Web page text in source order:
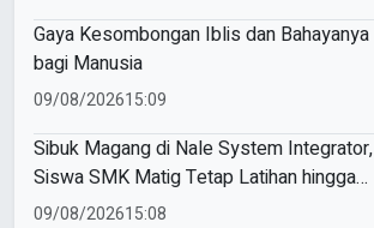
Gaya Kesombongan Iblis dan Bahayanya
bagi Manusia
09/08/202615:09
Sibuk Magang di Nale System Integrator,
Siswa SMK Matig Tetap Latihan hingga
Raih Gold Medal ME Awards 2026
09/08/202615:08